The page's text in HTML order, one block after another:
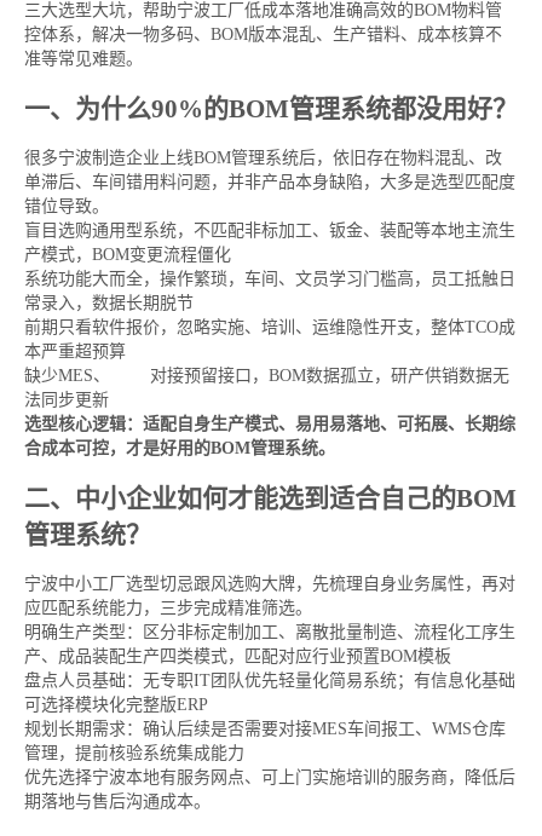
三大选型大坑，帮助宁波工厂低成本落地准确高效的BOM物料管
控体系，解决一物多码、BOM版本混乱、生产错料、成本核算不
准等常见难题。
一、为什么90%的BOM管理系统都没用好？
很多宁波制造企业上线BOM管理系统后，依旧存在物料混乱、改
单滞后、车间错用料问题，并非产品本身缺陷，大多是选型匹配度
错位导致。
盲目选购通用型系统，不匹配非标加工、钣金、装配等本地主流生
产模式，BOM变更流程僵化
系统功能大而全，操作繁琐，车间、文员学习门槛高，员工抵触日
常录入，数据长期脱节
前期只看软件报价，忽略实施、培训、运维隐性开支，整体TCO成
本严重超预算
缺少MES、
对接预留接口，BOM数据孤立，研产供销数据无
法同步更新
选型核心逻辑：适配自身生产模式、易用易落地、可拓展、长期综
合成本可控，才是好用的BOM管理系统。
二、中小企业如何才能选到适合自己的BOM
管理系统？
宁波中小工厂选型切忌跟风选购大牌，先梳理自身业务属性，再对
应匹配系统能力，三步完成精准筛选。
明确生产类型：区分非标定制加工、离散批量制造、流程化工序生
产、成品装配生产四类模式，匹配对应行业预置BOM模板
盘点人员基础：无专职IT团队优先轻量化简易系统；有信息化基础
可选择模块化完整版ERP
规划长期需求：确认后续是否需要对接MES车间报工、WMS仓库
管理，提前核验系统集成能力
优先选择宁波本地有服务网点、可上门实施培训的服务商，降低后
期落地与售后沟通成本。